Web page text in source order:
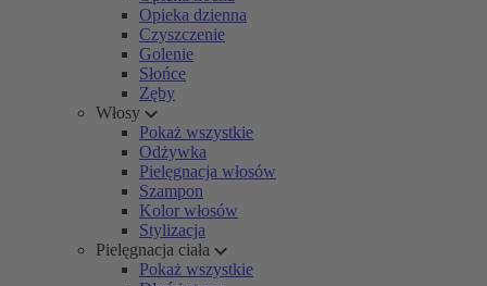
Opieka dzienna
Czyszczenie
Golenie
Słońce
Zęby
Włosy
Pokaż wszystkie
Odżywka
Pielęgnacja włosów
Szampon
Kolor włosów
Stylizacja
Pielęgnacja ciała
Pokaż wszystkie